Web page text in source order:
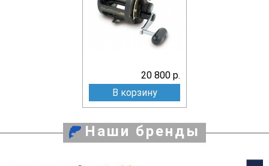
20 800 р.
В корзину
Наши бренды